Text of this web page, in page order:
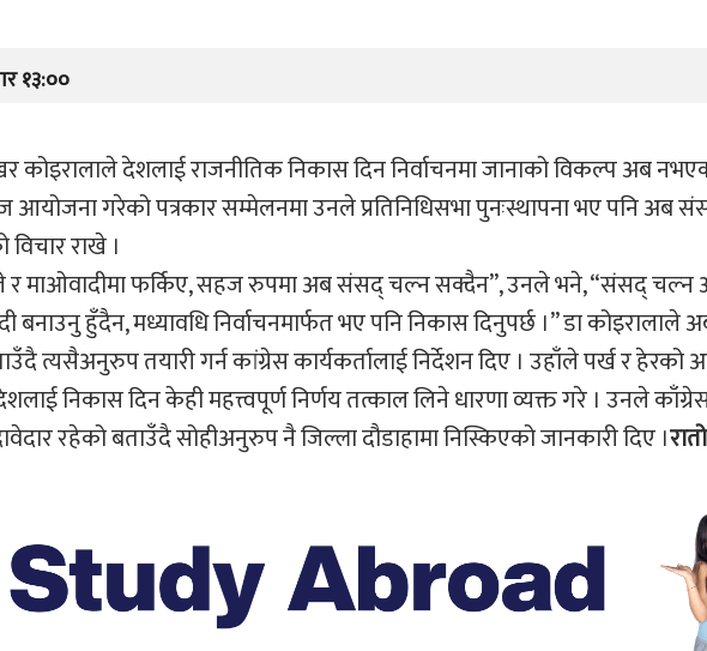
१३:००
कोइरालाले देशलाई राजनीतिक निकास दिन निर्वाचनमा जानाको विकल्प अब
आयोजना गरेको पत्रकार सम्मेलनमा उनले प्रतिनिधिसभा पुनःस्थापना भए पनि अब
राखे ।
र माओवादीमा फर्किए, सहज रुपमा अब संसद् चल्न सक्दैन”, उनले भने, “संसद् चल्न
बनाउनु हुँदैन, मध्यावधि निर्वाचनमार्फत भए पनि निकास दिनुपर्छ ।” डा कोइरालाले
त्यसैअनुरुप तयारी गर्न कांग्रेस कार्यकर्तालाई निर्देशन दिए । उहाँले पर्ख र हेरको
निकास दिन केही महत्त्वपूर्ण निर्णय तत्काल लिने धारणा व्यक्त गरे । उनले
रहेको बताउँदै सोहीअनुरुप नै जिल्ला दौडाहामा निस्किएको जानकारी दिए ।